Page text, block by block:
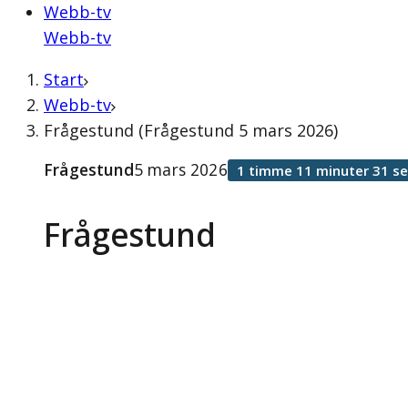
Webb-tv
Webb-tv
Start
Webb-tv
Frågestund (Frågestund 5 mars 2026)
Frågestund
Frågestund5 mars 2026 1 timme 11 minuter 31